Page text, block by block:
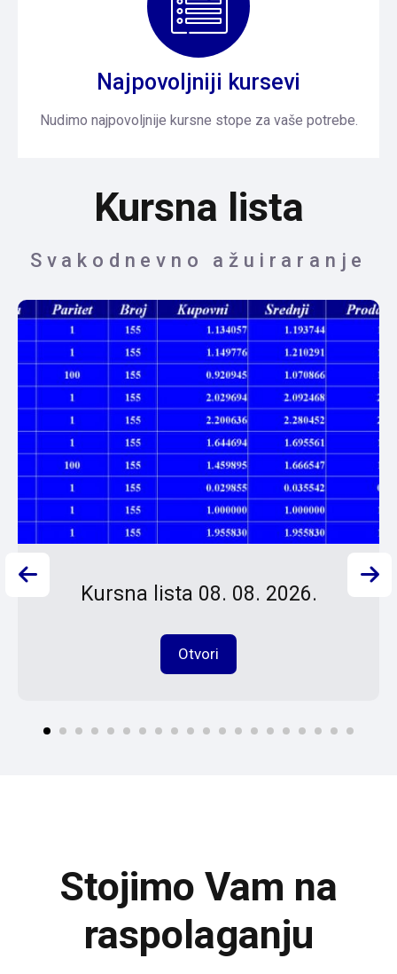
Najpovoljniji kursevi
Nudimo najpovoljnije kursne stope za vaše potrebe.
Kursna lista
Svakodnevno ažuiraranje
Kursna lista 08. 08. 2026.
Otvori
Stojimo Vam na
raspolaganju